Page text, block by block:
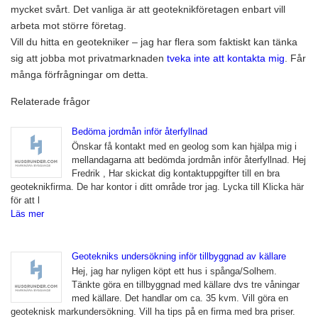
mycket svårt. Det vanliga är att geoteknikföretagen enbart vill
arbeta mot större företag.
Vill du hitta en geotekniker – jag har flera som faktiskt kan tänka
sig att jobba mot privatmarknaden tveka inte att kontakta mig. Får
många förfrågningar om detta.
Relaterade frågor
Bedöma jordmån inför återfyllnad
Önskar få kontakt med en geolog som kan hjälpa mig i
mellandagarna att bedömda jordmån inför återfyllnad. Hej
Fredrik , Har skickat dig kontaktuppgifter till en bra
geoteknikfirma. De har kontor i ditt område tror jag. Lycka till Klicka här
för att l
Läs mer
Geotekniks undersökning inför tillbyggnad av källare
Hej, jag har nyligen köpt ett hus i spånga/Solhem.
Tänkte göra en tillbyggnad med källare dvs tre våningar
med källare. Det handlar om ca. 35 kvm. Vill göra en
geoteknisk markundersökning. Vill ha tips på en firma med bra priser.